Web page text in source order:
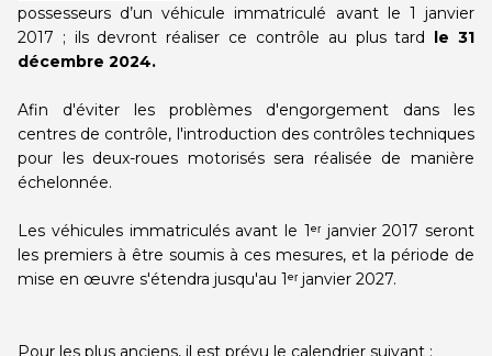
possesseurs d’un véhicule immatriculé avant le 1 janvier
2017 ; ils devront réaliser ce contrôle au plus tard le 31
décembre 2024.
Afin d'éviter les problèmes d'engorgement dans les
centres de contrôle, l'introduction des contrôles techniques
pour les deux-roues motorisés sera réalisée de manière
échelonnée.
Les véhicules immatriculés avant le 1ᵉʳ janvier 2017 seront
les premiers à être soumis à ces mesures, et la période de
mise en œuvre s'étendra jusqu'au 1ᵉʳ janvier 2027.
Pour les plus anciens, il est prévu le calendrier suivant :